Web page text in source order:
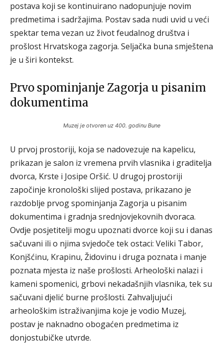
postava koji se kontinuirano nadopunjuje novim
predmetima i sadržajima. Postav sada nudi uvid u veći
spektar tema vezan uz život feudalnog društva i
prošlost Hrvatskoga zagorja. Seljačka buna smještena
je u širi kontekst.
Prvo spominjanje Zagorja u pisanim
dokumentima
Muzej je otvoren uz 400. godinu Bune
U prvoj prostoriji, koja se nadovezuje na kapelicu,
prikazan je salon iz vremena prvih vlasnika i graditelja
dvorca, Krste i Josipe Oršić. U drugoj prostoriji
započinje kronološki slijed postava, prikazano je
razdoblje prvog spominjanja Zagorja u pisanim
dokumentima i gradnja srednjovjekovnih dvoraca.
Ovdje posjetitelji mogu upoznati dvorce koji su i danas
sačuvani ili o njima svjedoče tek ostaci: Veliki Tabor,
Konjšćinu, Krapinu, Židovinu i druga poznata i manje
poznata mjesta iz naše prošlosti. Arheološki nalazi i
kameni spomenici, grbovi nekadašnjih vlasnika, tek su
sačuvani djelić burne prošlosti. Zahvaljujući
arheološkim istraživanjima koje je vodio Muzej,
postav je naknadno obogaćen predmetima iz
donjostubičke utvrde.